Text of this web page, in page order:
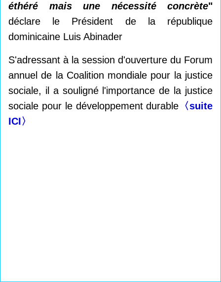
éthéré mais une nécessité concrète"
déclare le Président de la république
dominicaine Luis Abinader
S'adressant à la session d'ouverture du Forum
annuel de la Coalition mondiale pour la justice
sociale, il a souligné l'importance de la justice
sociale pour le développement durable 〈suite
ICI〉